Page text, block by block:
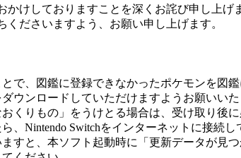
けしておりますことを深くお詫び申し上げ
ださいますよう、お願い申し上げます。
で、図鑑に登録できなかったポケモンを図
ウンロードしていただけますようお願いいた
くりもの」をうけとる場合は、受け取り後
、Nintendo Switchをインターネットに接続
すと、本ソフト起動時に「更新データが見